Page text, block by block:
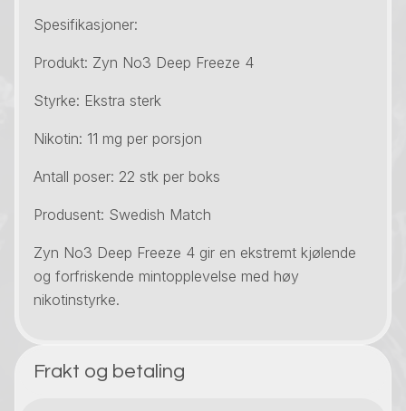
Spesifikasjoner:
Produkt: Zyn No3 Deep Freeze 4
Styrke: Ekstra sterk
Nikotin: 11 mg per porsjon
Antall poser: 22 stk per boks
Produsent: Swedish Match
Zyn No3 Deep Freeze 4 gir en ekstremt kjølende
og forfriskende mintopplevelse med høy
nikotinstyrke.
Frakt og betaling